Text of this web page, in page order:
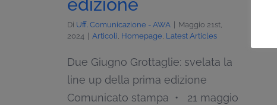
edizione
Di Uff. Comunicazione - AWA
Maggio 21st,
2024
Articoli, Homepage, Latest Articles
Due Giugno Grottaglie: svelata la
line up della prima edizione
Comunicato stampa • 21 maggio